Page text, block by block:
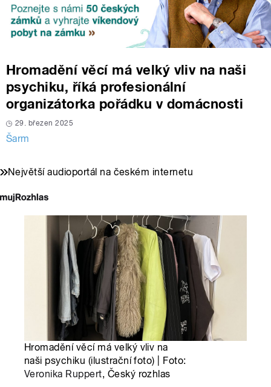
Hromadění věcí má velký vliv na naši
psychiku, říká profesionální
organizátorka pořádku v domácnosti
29. březen 2025
Šarm
Největší audioportál na českém internetu
Hromadění věcí má velký vliv na
naši psychiku (ilustrační foto) | Foto:
Veronika Ruppert, Český rozhlas